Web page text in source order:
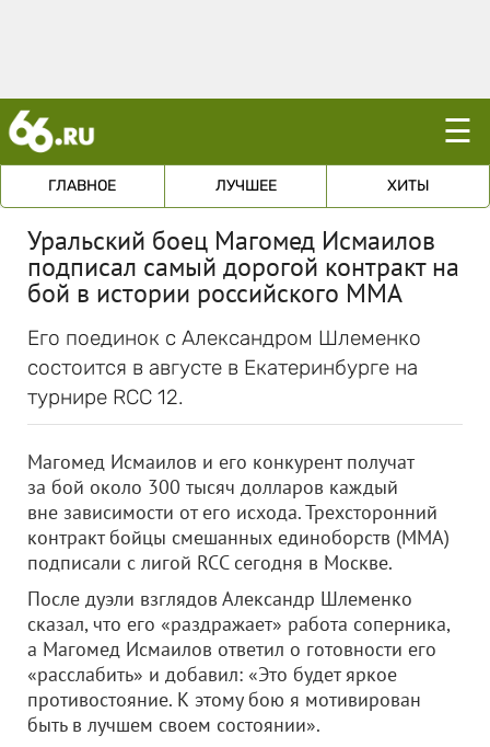
☰
ГЛАВНОЕ ЛУЧШЕЕ ХИТЫ
Уральский боец Магомед Исмаилов
подписал самый дорогой контракт на
бой в истории российского ММА
Его поединок с Александром Шлеменко
состоится в августе в Екатеринбурге на
турнире RCC 12.
Магомед Исмаилов и его конкурент получат
за бой около 300 тысяч долларов каждый
вне зависимости от его исхода. Трехсторонний
контракт бойцы смешанных единоборств (ММА)
подписали с лигой RCC сегодня в Москве.
После дуэли взглядов Александр Шлеменко
сказал, что его «раздражает» работа соперника,
а Магомед Исмаилов ответил о готовности его
«расслабить» и добавил: «Это будет яркое
противостояние. К этому бою я мотивирован
быть в лучшем своем состоянии».